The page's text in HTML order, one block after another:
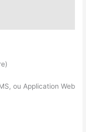
ou Application Web